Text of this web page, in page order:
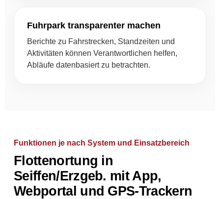
Fuhrpark transparenter machen
Berichte zu Fahrstrecken, Standzeiten und
Aktivitäten können Verantwortlichen helfen,
Abläufe datenbasiert zu betrachten.
Funktionen je nach System und Einsatzbereich
Flottenortung in
Seiffen/Erzgeb. mit App,
Webportal und GPS-Trackern